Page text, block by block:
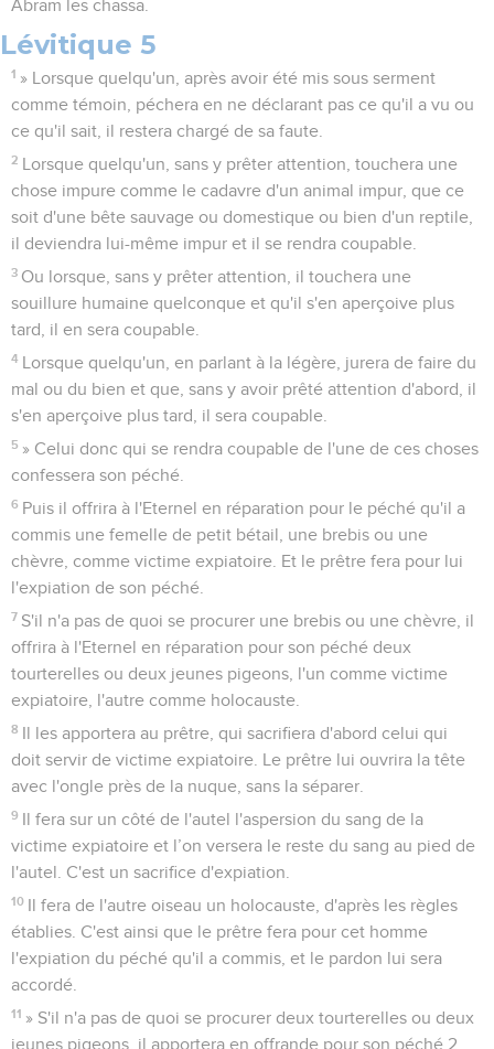
Abram les chassa.
Lévitique 5
1 » Lorsque quelqu'un, après avoir été mis sous serment
comme témoin, péchera en ne déclarant pas ce qu'il a vu ou
ce qu'il sait, il restera chargé de sa faute.
2
Lorsque quelqu'un, sans y prêter attention, touchera une
chose impure comme le cadavre d'un animal impur, que ce
soit d'une bête sauvage ou domestique ou bien d'un reptile,
il deviendra lui-même impur et il se rendra coupable.
3 Ou lorsque, sans y prêter attention, il touchera une
souillure humaine quelconque et qu'il s'en aperçoive plus
tard, il en sera coupable.
4
Lorsque quelqu'un, en parlant à la légère, jurera de faire du
mal ou du bien et que, sans y avoir prêté attention d'abord, il
s'en aperçoive plus tard, il sera coupable.
5 » Celui donc qui se rendra coupable de l'une de ces choses
confessera son péché.
6 Puis il offrira à l'Eternel en réparation pour le péché qu'il a
commis une femelle de petit bétail, une brebis ou une
chèvre, comme victime expiatoire. Et le prêtre fera pour lui
l'expiation de son péché.
7 S'il n'a pas de quoi se procurer une brebis ou une chèvre, il
offrira à l'Eternel en réparation pour son péché deux
tourterelles ou deux jeunes pigeons, l'un comme victime
expiatoire, l'autre comme holocauste.
8
Il les apportera au prêtre, qui sacrifiera d'abord celui qui
doit servir de victime expiatoire. Le prêtre lui ouvrira la tête
avec l'ongle près de la nuque, sans la séparer.
9
Il fera sur un côté de l'autel l'aspersion du sang de la
victime expiatoire et l’on versera le reste du sang au pied de
l'autel. C'est un sacrifice d'expiation.
10
Il fera de l'autre oiseau un holocauste, d'après les règles
établies. C'est ainsi que le prêtre fera pour cet homme
l'expiation du péché qu'il a commis, et le pardon lui sera
accordé.
11 » S'il n'a pas de quoi se procurer deux tourterelles ou deux
jeunes pigeons, il apportera en offrande pour son péché 2